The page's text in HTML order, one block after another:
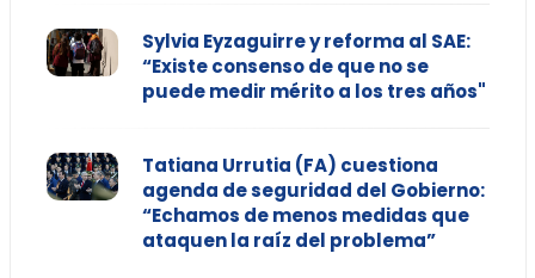
Sylvia Eyzaguirre y reforma al SAE:
“Existe consenso de que no se
puede medir mérito a los tres años"
Tatiana Urrutia (FA) cuestiona
agenda de seguridad del Gobierno:
“Echamos de menos medidas que
ataquen la raíz del problema”